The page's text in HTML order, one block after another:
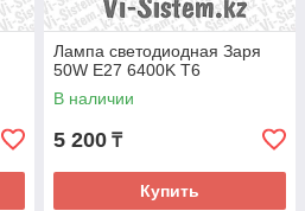
Лампа светодиодная Заря
50W E27 6400K T6
В наличии
5 200 ₸
Купить